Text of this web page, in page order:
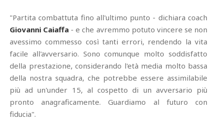
"Partita combattuta fino all'ultimo punto - dichiara coach
Giovanni Caiaffa - e che avremmo potuto vincere se non
avessimo commesso così tanti errori, rendendo la vita
facile all'avversario. Sono comunque molto soddisfatto
della prestazione, considerando l'età media molto bassa
della nostra squadra, che potrebbe essere assimilabile
più ad un'under 15, al cospetto di un avversario più
pronto anagraficamente. Guardiamo al futuro con
fiducia".